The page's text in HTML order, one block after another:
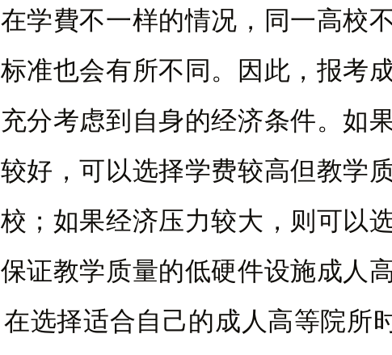
在学費不一样的情况，同一高校
标准也会有所不同。因此，报考
充分考虑到自身的经济条件。如
较好，可以选择学费较高但教学
校；如果经济压力较大，则可以
保证教学质量的低硬件设施成人高
在选择适合自己的成人高等院所